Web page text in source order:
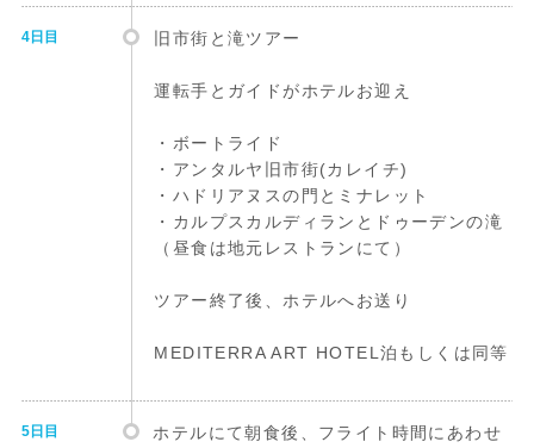
4日目 旧市街と滝ツアー
運転手とガイドがホテルお迎え
・ボートライド
・アンタルヤ旧市街(カレイチ)
・ハドリアヌスの門とミナレット
・カルプスカルディランとドゥーデンの滝
（昼食は地元レストランにて）
ツアー終了後、ホテルへお送り
MEDITERRA ART HOTEL泊もしくは同等
5日目
ホテルにて朝食後、フライト時間にあわせ